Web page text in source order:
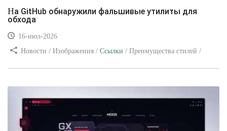
На GitHub обнаружили фальшивые утилиты для
обхода
16-июл-2026
Новости / Изображения / Ссылки / Преимущества стилей /